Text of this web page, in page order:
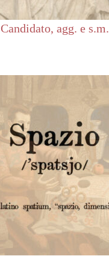
Candidato, agg. e s.m.